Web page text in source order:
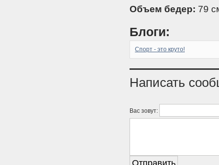
Объем бедер: 79
Блоги:
Спорт - это круто!
Написать
Вас зовут: